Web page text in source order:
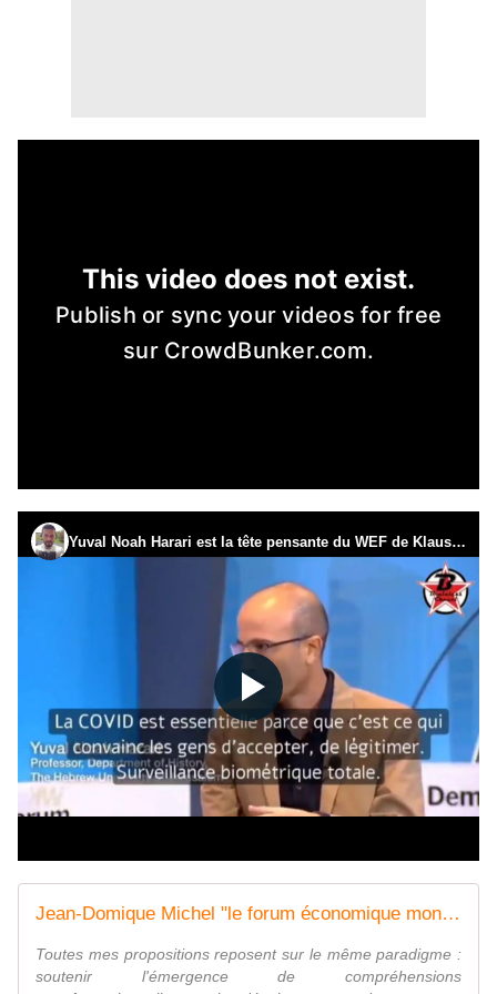
Jean-Domique Michel "le forum économique mondial à de troublantes ressemblances avec le nazisme" - Vouillé un peu d'Histoire
Toutes mes propositions reposent sur le même paradigme :
soutenir l'émergence de compréhensions